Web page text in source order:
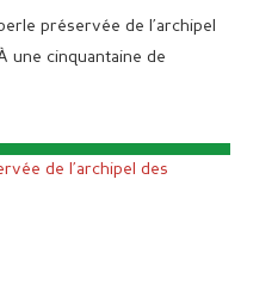
préservée de l’archipel
une cinquantaine de